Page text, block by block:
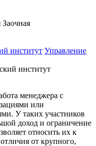
Заочная
институт Управление
менеджера с
или
У таких участников
доход и ограничение
относить их к
от крупного,